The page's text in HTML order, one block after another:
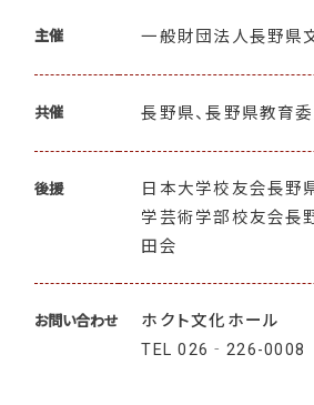
主催 一般財団法人長野県
共催 長野県、長野県教育
後援
日本大学校友会長野
学芸術学部校友会長
田会
お問い合わせ
ホクト文化ホール
TEL026‐226-0008